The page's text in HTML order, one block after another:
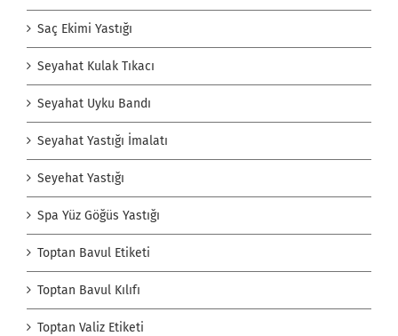
Saç Ekimi Yastığı
Seyahat Kulak Tıkacı
Seyahat Uyku Bandı
Seyahat Yastığı İmalatı
Seyehat Yastığı
Spa Yüz Göğüs Yastığı
Toptan Bavul Etiketi
Toptan Bavul Kılıfı
Toptan Valiz Etiketi